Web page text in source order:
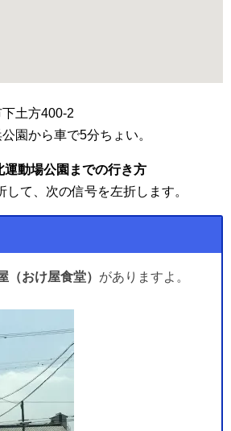
下土方400-2
園から車で5分ちょい。
運動場公園までの行き方
して、次の信号を左折します。
（おけ屋食堂） がありますよ。